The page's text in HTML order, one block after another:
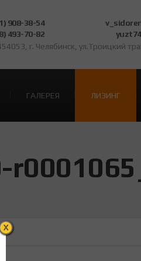
908-38-54
493-70-82
г. Челябинск, ул.Троицкий
ГАЛЕРЕЯ ЛИЗИНГ
X